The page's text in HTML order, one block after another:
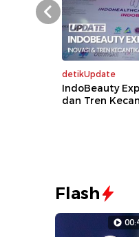
detikUpdate
IndoBeauty
dan Tren
Prev
Flash